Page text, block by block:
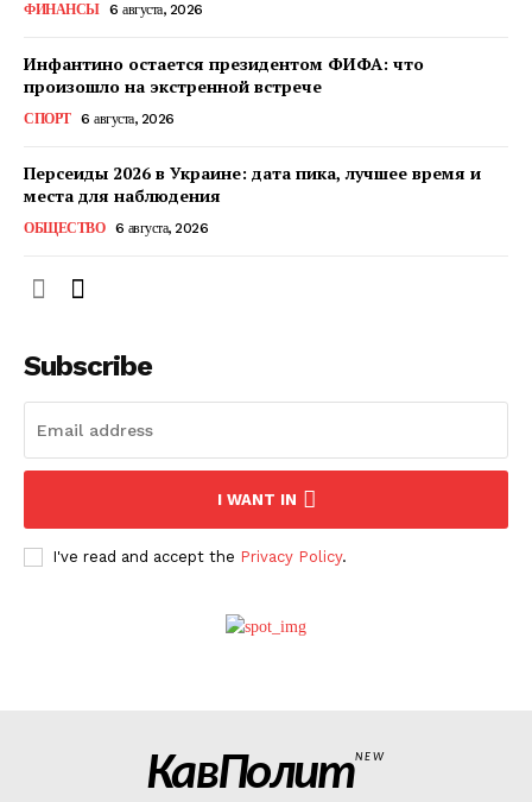
ФИНАНСЫ 6 августа, 2026
Инфантино остается президентом ФИФА: что
произошло на экстренной встрече
СПОРТ 6 августа, 2026
Персеиды 2026 в Украине: дата пика, лучшее время и
места для наблюдения
ОБЩЕСТВО 6 августа, 2026
Subscribe
I WANT IN
I've read and accept the Privacy Policy.
КавПолитNEW